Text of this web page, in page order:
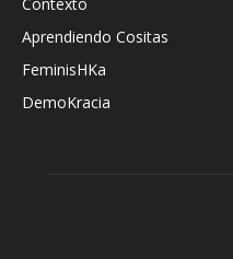
Contexto
Aprendiendo Cositas
FeminisHKa
DemoKracia